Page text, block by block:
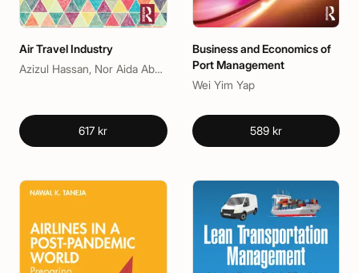
Air Travel Industry
Azizul Hassan, Nor Aida Abdul Rahman, Nurhayati Mohd Nur
617 kr
Business and Economics of
Port Management
Wei Yim Yap
589 kr